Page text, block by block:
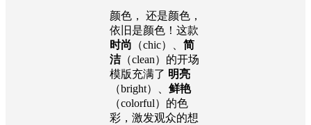
颜色， 还是颜色，
依旧是颜色！这款
时尚 （chic）、 简
洁（clean）的开场
模版充满了 明亮
（bright）、 鲜艳
（colorful）的色
彩，激发观众的想